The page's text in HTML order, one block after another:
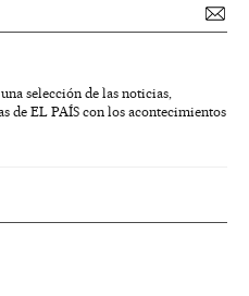
selección de las noticias,
de EL PAÍS con los acontecimientos